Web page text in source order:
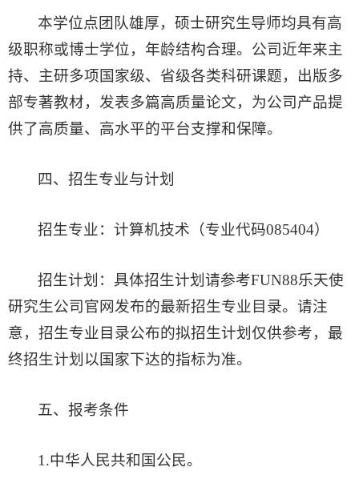
本学位点团队雄厚，硕士研究生导师均具有高
级职称或博士学位，年龄结构合理。公司近年来主
持、主研多项国家级、省级各类科研课题，出版多
部专著教材，发表多篇高质量论文，为公司产品提
供了高质量、高水平的平台支撑和保障。
四、招生专业与计划
招生专业：计算机技术（专业代码085404）
招生计划：具体招生计划请参考FUN88乐天使
研究生公司官网发布的最新招生专业目录。请注
意，招生专业目录公布的拟招生计划仅供参考，最
终招生计划以国家下达的指标为准。
五、报考条件
1.中华人民共和国公民。